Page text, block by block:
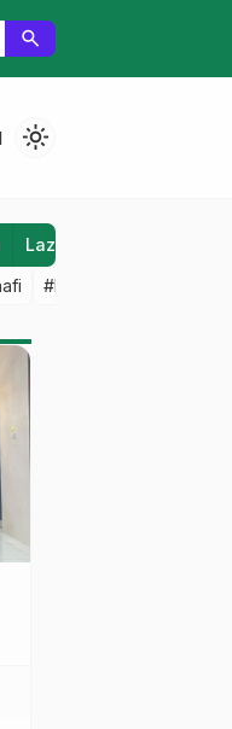
search
light_mode
Laziz NU
#M Iqbal Dawami